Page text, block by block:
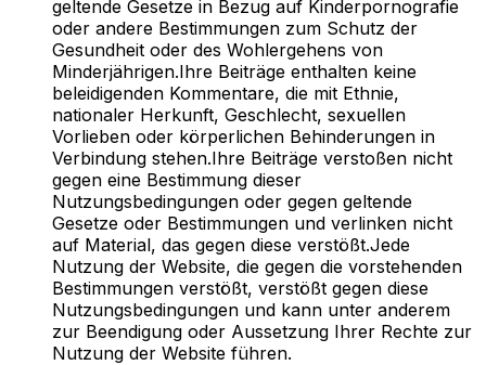
geltende Gesetze in Bezug auf Kinderpornografie
oder andere Bestimmungen zum Schutz der
Gesundheit oder des Wohlergehens von
Minderjährigen.Ihre Beiträge enthalten keine
beleidigenden Kommentare, die mit Ethnie,
nationaler Herkunft, Geschlecht, sexuellen
Vorlieben oder körperlichen Behinderungen in
Verbindung stehen.Ihre Beiträge verstoßen nicht
gegen eine Bestimmung dieser
Nutzungsbedingungen oder gegen geltende
Gesetze oder Bestimmungen und verlinken nicht
auf Material, das gegen diese verstößt.Jede
Nutzung der Website, die gegen die vorstehenden
Bestimmungen verstößt, verstößt gegen diese
Nutzungsbedingungen und kann unter anderem
zur Beendigung oder Aussetzung Ihrer Rechte zur
Nutzung der Website führen.